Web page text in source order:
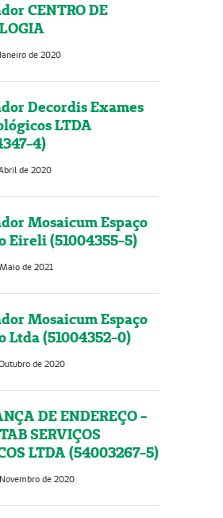
CENTRO DE
de 2020
Decordis Exames
LTDA
4)
de 2020
Mosaicum Espaço
Eireli (51004355-5)
de 2021
Mosaicum Espaço
Ltda (51004352-0)
de 2020
DE ENDEREÇO -
SERVIÇOS
LTDA (54003267-5)
de 2020